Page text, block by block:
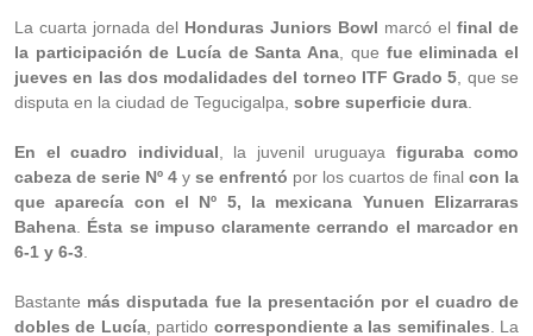
La cuarta jornada del Honduras Juniors Bowl marcó el final de
la participación de Lucía de Santa Ana , que fue eliminada el
jueves en las dos modalidades del torneo ITF Grado 5 , que se
disputa en la ciudad de Tegucigalpa, sobre superficie dura
En el cuadro individual , la juvenil uruguaya figuraba como
cabeza de serie Nº 4 y se enfrentó por los cuartos de final con la
que aparecía con el Nº 5, la mexicana Yunuen Elizarraras
Bahena
Ésta se impuso claramente cerrando el marcador en
6-1 y 6-3
Bastante más disputada fue la presentación por el cuadro de
dobles de Lucía, partido correspondiente a las semifinales . La